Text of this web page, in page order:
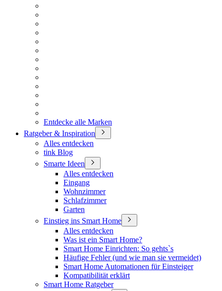
Entdecke alle Marken
Ratgeber & Inspiration
Alles entdecken
tink Blog
Smarte Ideen
Alles entdecken
Eingang
Wohnzimmer
Schlafzimmer
Garten
Einstieg ins Smart Home
Alles entdecken
Was ist ein Smart Home?
Smart Home Einrichten: So gehts`s
Häufige Fehler (und wie man sie vermeidet)
Smart Home Automationen für Einsteiger
Kompatibilität erklärt
Smart Home Ratgeber